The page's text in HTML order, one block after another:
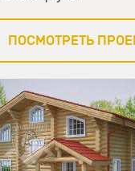
ПОСМОТРЕТЬ